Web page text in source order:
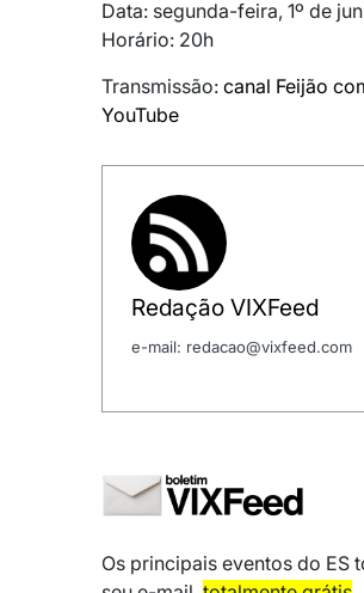
Data: segunda-feira, 1º de
Horário: 20h
Transmissão: canal Feijão
YouTube
Redação VIXFeed
e-mail: redacao@vixfeed.com
Os principais eventos do ES